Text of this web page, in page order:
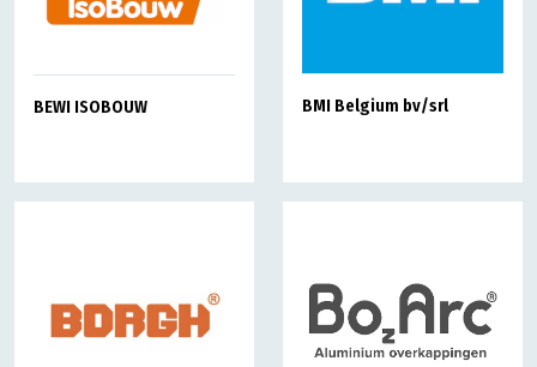
BEWI ISOBOUW BMI Belgium bv/srl